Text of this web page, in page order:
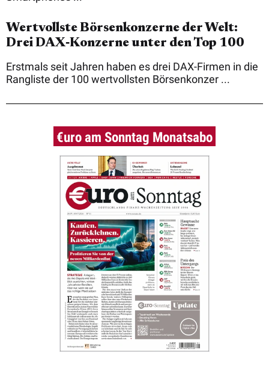
Wertvollste Börsenkonzerne der Welt:
Drei DAX‑Konzerne unter den Top 100
Erstmals seit Jahren haben es drei DAX-Firmen in die
Rangliste der 100 wertvollsten Börsenkonzer ...
€uro am Sonntag Monatsabo